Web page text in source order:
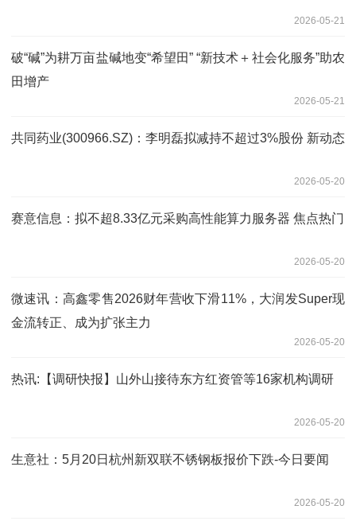
2026-05-21
破“碱”为耕万亩盐碱地变“希望田” “新技术＋社会化服务”助农
田增产
2026-05-21
共同药业(300966.SZ)：李明磊拟减持不超过3%股份 新动态
2026-05-20
赛意信息：拟不超8.33亿元采购高性能算力服务器 焦点热门
2026-05-20
微速讯：高鑫零售2026财年营收下滑11%，大润发Super现
金流转正、成为扩张主力
2026-05-20
热讯:【调研快报】山外山接待东方红资管等16家机构调研
2026-05-20
生意社：5月20日杭州新双联不锈钢板报价下跌-今日要闻
2026-05-20